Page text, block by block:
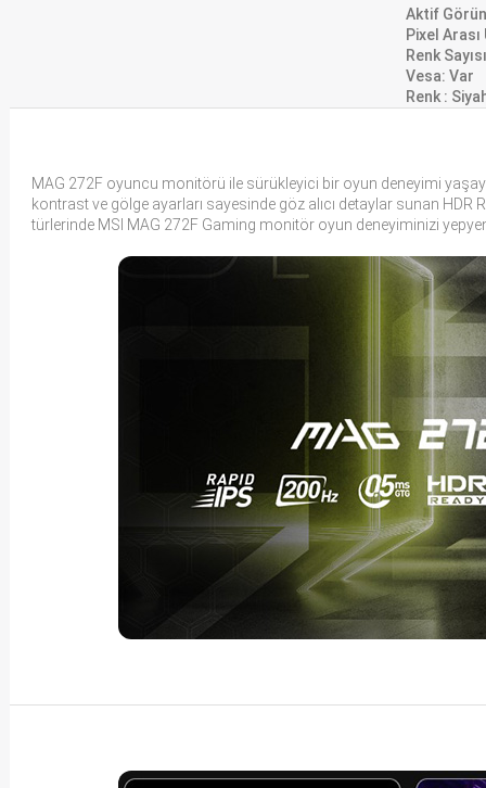
Aktif
Pixel
Renk
Vesa: Var
Renk :
MAG 272F oyuncu monitörü ile sürükleyici bir oyun deneyimi
kontrast ve gölge ayarları sayesinde göz alıcı detaylar sunan
türlerinde MSI MAG 272F Gaming monitör oyun deneyiminizi